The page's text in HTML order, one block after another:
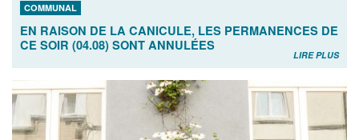
COMMUNAL
EN RAISON DE LA CANICULE, LES PERMANENCES DE
CE SOIR (04.08) SONT ANNULÉES
LIRE PLUS